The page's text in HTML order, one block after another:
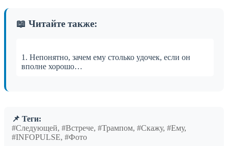
📖 Читайте также:
1. Непонятно, зачем ему столько удочек, если он
вполне хорошо…
📌 Теги:
#Следующей, #Встрече, #Трампом, #Скажу, #Ему,
#INFOPULSE, #Фото